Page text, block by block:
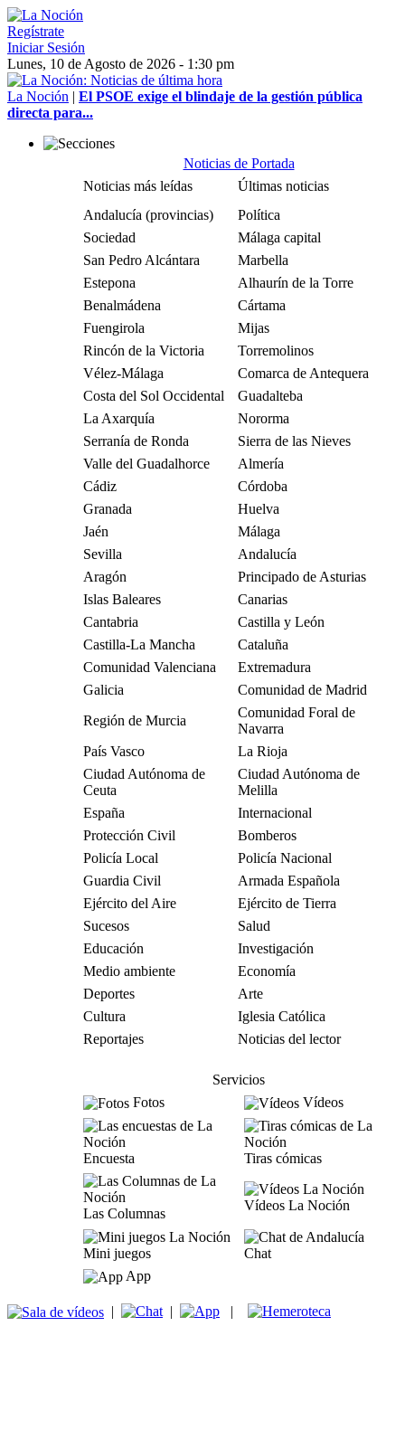
Regístrate
Iniciar Sesión
Lunes, 10 de Agosto de 2026 - 1:30 pm
La Noción | El PSOE exige el blindaje de la gestión pública
directa para...
Noticias de Portada
Noticias más leídas
Últimas noticias
Andalucía (provincias)
Política
Sociedad
Málaga capital
San Pedro Alcántara
Marbella
Estepona
Alhaurín de la Torre
Benalmádena
Cártama
Fuengirola
Mijas
Rincón de la Victoria
Torremolinos
Vélez-Málaga
Comarca de Antequera
Costa del Sol Occidental
Guadalteba
La Axarquía
Nororma
Serranía de Ronda
Sierra de las Nieves
Valle del Guadalhorce
Almería
Cádiz
Córdoba
Granada
Huelva
Jaén
Málaga
Sevilla
Andalucía
Aragón
Principado de Asturias
Islas Baleares
Canarias
Cantabria
Castilla y León
Castilla-La Mancha
Cataluña
Comunidad Valenciana
Extremadura
Galicia
Comunidad de Madrid
Región de Murcia
Comunidad Foral de
Navarra
País Vasco
La Rioja
Ciudad Autónoma de
Ceuta
Ciudad Autónoma de
Melilla
España
Internacional
Protección Civil
Bomberos
Policía Local
Policía Nacional
Guardia Civil
Armada Española
Ejército del Aire
Ejército de Tierra
Sucesos
Salud
Educación
Investigación
Medio ambiente
Economía
Deportes
Arte
Cultura
Iglesia Católica
Reportajes
Noticias del lector
Servicios
Fotos
Vídeos
Encuesta Tiras cómicas
Las Columnas
Vídeos La Noción
Mini juegos
Chat
App
| | |